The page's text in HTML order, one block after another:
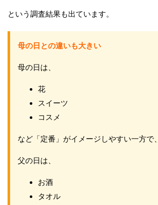
という調査結果も出ています。
母の日との違いも大きい
母の日は、
花
スイーツ
コスメ
など「定番」がイメージしやすい一方で、
父の日は、
お酒
タオル